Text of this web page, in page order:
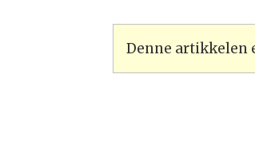
Denne artikkelen